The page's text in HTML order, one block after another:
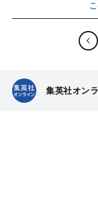
集英社オン